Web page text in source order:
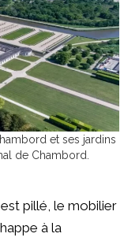
et ses jardins
de Chambord.
pillé, le mobilier
à la